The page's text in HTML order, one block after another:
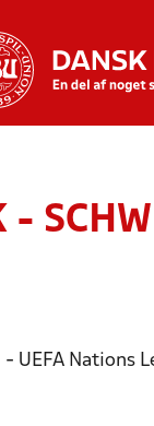
-
UEFA Nations